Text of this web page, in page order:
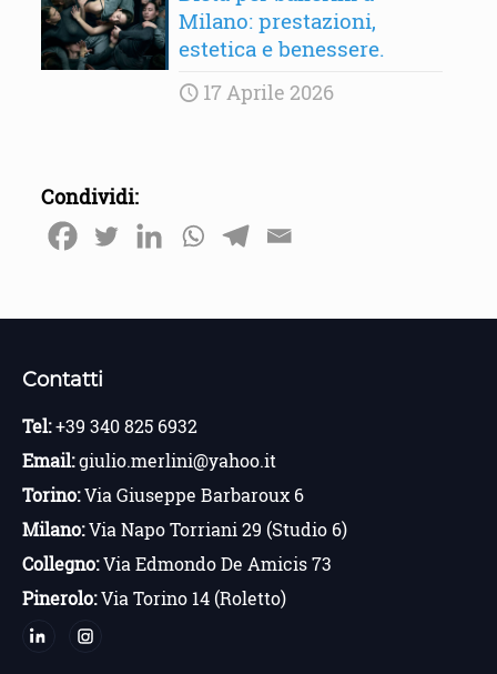
Milano: prestazioni,
estetica e benessere.
17 Aprile 2026
Condividi:
Contatti
Tel:+39 340 825 6932
Email:giulio.merlini@yahoo.it
Torino:Via Giuseppe Barbaroux 6
Milano:Via Napo Torriani 29 (Studio 6)
Collegno:Via Edmondo De Amicis 73
Pinerolo:Via Torino 14 (Roletto)